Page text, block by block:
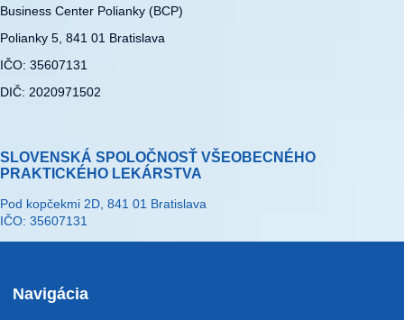
Business Center Polianky (BCP)
Polianky 5, 841 01 Bratislava
IČO: 35607131
DIČ: 2020971502
SLOVENSKÁ SPOLOČNOSŤ VŠEOBECNÉHO
PRAKTICKÉHO LEKÁRSTVA
Pod kopčekmi 2D, 841 01 Bratislava
IČO: 35607131
Navigácia